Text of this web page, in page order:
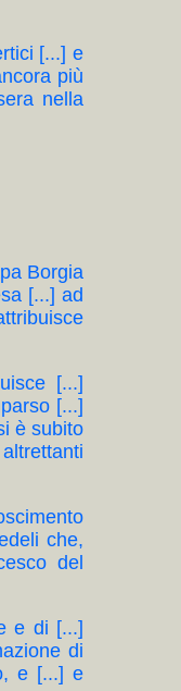
[...] e
più
nella
Borgia
[...] ad
[...]
[...]
è subito
che,
del
e di [...]
di
e [...] e